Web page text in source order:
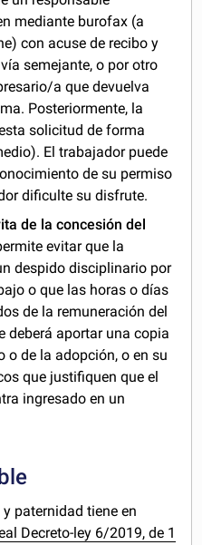
mediante burofax (a
con acuse de recibo y
semejante, o por otro
a que devuelva
Posteriormente, la
solicitud de forma
El trabajador puede
de su permiso
dificulte su disfrute.
de la concesión del
evitar que la
despido disciplinario por
o que las horas o días
de la remuneración del
deberá aportar una copia
o de la adopción, o en su
que justifiquen que el
ingresado en un
paternidad tiene en
Decreto-ley 6/2019, de 1